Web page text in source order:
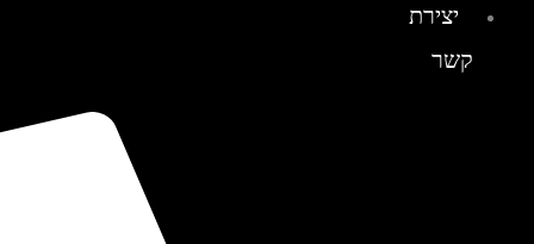
יצירת